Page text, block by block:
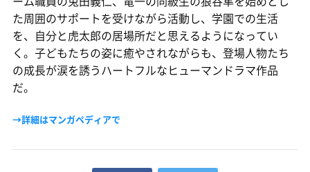
た周囲のサポートを受けながら活動し、学園での生活
を、自分と虎太郎の居場所だと思えるようになってい
く。子どもたちの姿に癒やされながらも、登場人物たち
の成長が涙を誘うハートフルなヒューマンドラマ作品
だ。
→詳細はマンガペディアで